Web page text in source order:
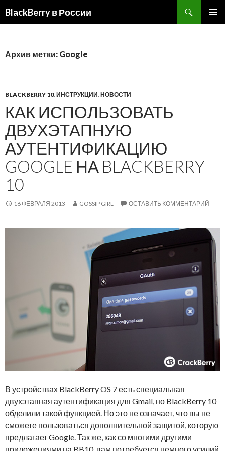
BlackBerry в России
Архив метки: Google
BLACKBERRY 10, ИНСТРУКЦИИ, НОВОСТИ
КАК ИСПОЛЬЗОВАТЬ
ДВУХЭТАПНУЮ
АУТЕНТИФИКАЦИЮ
GOOGLE НА BLACKBERRY
10
16 ФЕВРАЛЯ 2013 GOSSIP GIRL ОСТАВИТЬ КОММЕНТАРИЙ
В устройствах BlackBerry OS 7 есть специальная
двухэтапная аутентификация для Gmail, но BlackBerry 10
обделили такой функцией. Но это не означает, что вы не
сможете пользоваться дополнительной защитой, которую
предлагает Google. Так же, как со многими другими